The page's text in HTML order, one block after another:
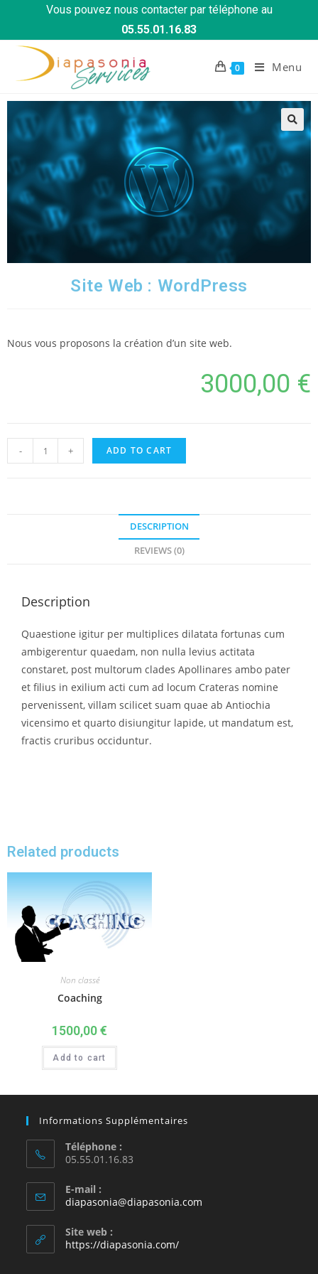
Vous pouvez nous contacter par téléphone au
05.55.01.16.83
0 Menu
Site Web : WordPress
Nous vous proposons la création d’un site web.
3000,00 €
- + ADD TO CART
DESCRIPTION
REVIEWS (0)
Description
Quaestione igitur per multiplices dilatata fortunas cum
ambigerentur quaedam, non nulla levius actitata
constaret, post multorum clades Apollinares ambo pater
et filius in exilium acti cum ad locum Crateras nomine
pervenissent, villam scilicet suam quae ab Antiochia
vicensimo et quarto disiungitur lapide, ut mandatum est,
fractis cruribus occiduntur.
Related products
Non classé
Coaching
1500,00€
Add to cart
Informations Supplémentaires
Téléphone :
05.55.01.16.83
E-mail :
diapasonia@diapasonia.com
Site web :
https://diapasonia.com/